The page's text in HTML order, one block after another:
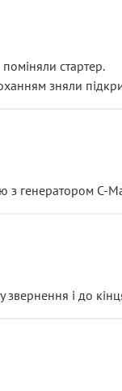
стартер.
зняли
з генератором C-
звернення і до